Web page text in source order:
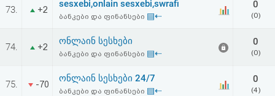
73. +2
sesxebi,onlain sesxebi,swrafi
ბანკები და ფინანსები ▤⇠
0
(0)
74. +2
ონლაინ სესხები
ბანკები და ფინანსები ▤⇠
0
(0)
75. -70
ონლაინ სესხები 24/7
ბანკები და ფინანსები ▤⇠
0
(4)